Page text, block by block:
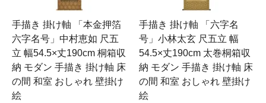
手描き 掛け軸 「本金押箔
六字名号」中村恵如 尺五
立 幅54.5×丈190cm 桐箱収
納 モダン 手描き 掛け軸 床
の間 和室 おしゃれ 壁掛け
絵
手描き 掛け軸 「六字名
号」小林太玄 尺五立 幅
54.5×丈190cm 太巻桐箱収
納 モダン 手描き 掛け軸 床
の間 和室 おしゃれ 壁掛け
絵